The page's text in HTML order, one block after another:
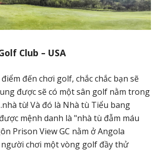
Club – USA
đến chơi golf, chắc chắc bạn sẽ
được sẽ có một sân golf nằm trong
tù! Và đó là Nhà tù Tiểu bang
mệnh danh là "nhà tù đẫm máu
Prison View GC nằm ở Angola
chơi một vòng golf đầy thử